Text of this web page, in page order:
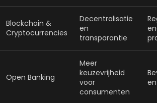
Blockchain &
Cryptocurrencies
Decentralisatie
en
transparantie
Open Banking
Meer
keuzevrijheid
voor
consumenten